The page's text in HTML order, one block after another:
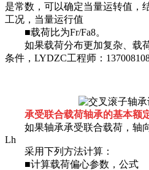
是常数，可以确定当量运转值，
工况，当量运行值
■载荷比为Fr/Fa8。
如果载荷分布更加复杂、载荷
条件，LYDZC工程师：
承受联合载荷轴承的基本额
如果轴承承受联合载荷，轴
Lh
采用下列方法计算：
■计算载荷偏心参数，公式